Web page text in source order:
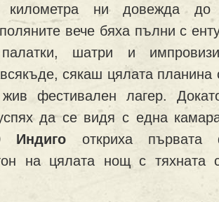
ни довежда до
вече бяха пълни с
шатри и
сякаш цялата
фестивален лагер.
да се видя с една
Индиго откриха първата
на цялата нощ с тяхната